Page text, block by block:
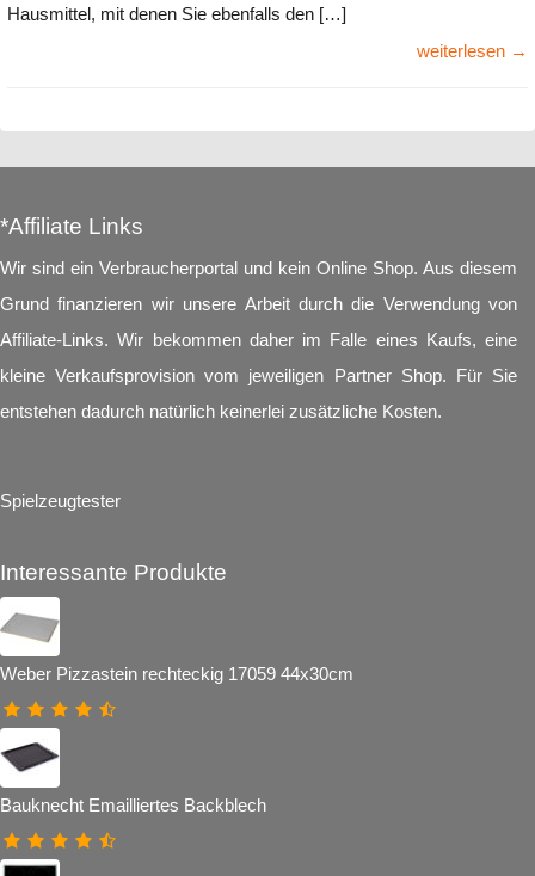
Hausmittel, mit denen Sie ebenfalls den […]
weiterlesen →
*Affiliate Links
Wir sind ein Verbraucherportal und kein Online Shop. Aus diesem
Grund finanzieren wir unsere Arbeit durch die Verwendung von
Affiliate-Links. Wir bekommen daher im Falle eines Kaufs, eine
kleine Verkaufsprovision vom jeweiligen Partner Shop. Für Sie
entstehen dadurch natürlich keinerlei zusätzliche Kosten.
Spielzeugtester
Interessante Produkte
Weber Pizzastein rechteckig 17059 44x30cm
Bauknecht Emailliertes Backblech